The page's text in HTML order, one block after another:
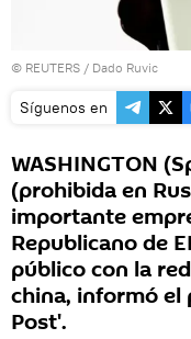
© REUTERS / Dado Ruvic
Síguenos en
WASHINGTON
(prohibida en
importante
Republicano de
público con la
china, informó el
Post'.